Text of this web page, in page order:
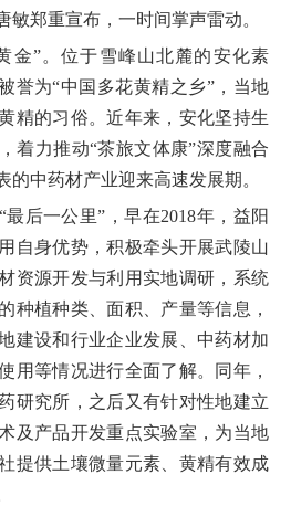
敏郑重宣布，一时间掌声雷动。
金”。位于雪峰山北麓的安化素
誉为“中国多花黄精之乡”，当地
精的习俗。近年来，安化坚持生
着力推动“茶旅文体康”深度融合
的中药材产业迎来高速发展期。
后一公里”，早在2018年，益阳
自身优势，积极牵头开展武陵山
资源开发与利用实地调研，系统
种植种类、面积、产量等信息，
建设和行业企业发展、中药材加
用等情况进行全面了解。同年，
研究所，之后又有针对性地建立
及产品开发重点实验室，为当地
提供土壤微量元素、黄精有效成